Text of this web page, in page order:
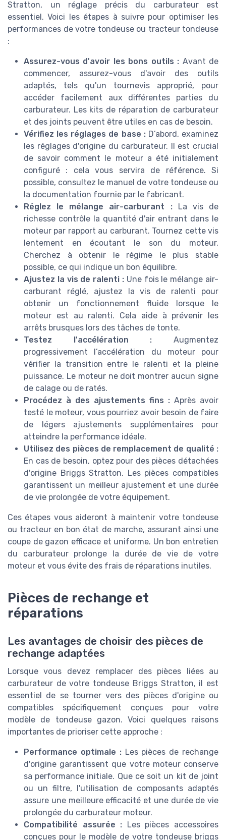
Stratton, un réglage précis du carburateur est
essentiel. Voici les étapes à suivre pour optimiser les
performances de votre tondeuse ou tracteur tondeuse
:
Assurez-vous d'avoir les bons outils : Avant de
commencer, assurez-vous d'avoir des outils
adaptés, tels qu'un tournevis approprié, pour
accéder facilement aux différentes parties du
carburateur. Les kits de réparation de carburateur
et des joints peuvent être utiles en cas de besoin.
Vérifiez les réglages de base :D’abord, examinez
les réglages d'origine du carburateur. Il est crucial
de savoir comment le moteur a été initialement
configuré : cela vous servira de référence. Si
possible, consultez le manuel de votre tondeuse ou
la documentation fournie par le fabricant.
Réglez le mélange air-carburant :La vis de
richesse contrôle la quantité d'air entrant dans le
moteur par rapport au carburant. Tournez cette vis
lentement en écoutant le son du moteur.
Cherchez à obtenir le régime le plus stable
possible, ce qui indique un bon équilibre.
Ajustez la vis de ralenti : Une fois le mélange air-
carburant réglé, ajustez la vis de ralenti pour
obtenir un fonctionnement fluide lorsque le
moteur est au ralenti. Cela aide à prévenir les
arrêts brusques lors des tâches de tonte.
Testez l'accélération : Augmentez
progressivement l’accélération du moteur pour
vérifier la transition entre le ralenti et la pleine
puissance. Le moteur ne doit montrer aucun signe
de calage ou de ratés.
Procédez à des ajustements fins : Après avoir
testé le moteur, vous pourriez avoir besoin de faire
de légers ajustements supplémentaires pour
atteindre la performance idéale.
Utilisez des pièces de remplacement de qualité :
En cas de besoin, optez pour des pièces détachées
d'origine Briggs Stratton. Les pièces compatibles
garantissent un meilleur ajustement et une durée
de vie prolongée de votre équipement.
Ces étapes vous aideront à maintenir votre tondeuse
ou tracteur en bon état de marche, assurant ainsi une
coupe de gazon efficace et uniforme. Un bon entretien
du carburateur prolonge la durée de vie de votre
moteur et vous évite des frais de réparations inutiles.
Pièces de rechange et
réparations
Les avantages de choisir des pièces de
rechange adaptées
Lorsque vous devez remplacer des pièces liées au
carburateur de votre tondeuse Briggs Stratton, il est
essentiel de se tourner vers des pièces d'origine ou
compatibles spécifiquement conçues pour votre
modèle de tondeuse gazon. Voici quelques raisons
importantes de prioriser cette approche :
Performance optimale :Les pièces de rechange
d'origine garantissent que votre moteur conserve
sa performance initiale. Que ce soit un kit de joint
ou un filtre, l'utilisation de composants adaptés
assure une meilleure efficacité et une durée de vie
prolongée du carburateur moteur.
Compatibilité assurée : Les pièces accessoires
conçues pour le modèle de votre tondeuse briggs